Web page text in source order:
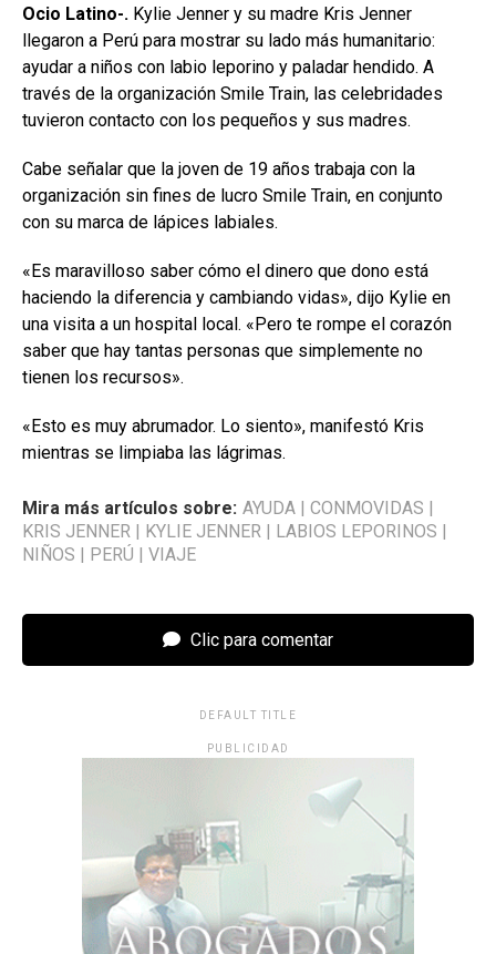
Ocio Latino-. Kylie Jenner y su madre Kris Jenner
llegaron a Perú para mostrar su lado más humanitario:
ayudar a niños con labio leporino y paladar hendido. A
través de la organización Smile Train, las celebridades
tuvieron contacto con los pequeños y sus madres.
Cabe señalar que la joven de 19 años trabaja con la
organización sin fines de lucro Smile Train, en conjunto
con su marca de lápices labiales.
«Es maravilloso saber cómo el dinero que dono está
haciendo la diferencia y cambiando vidas», dijo Kylie en
una visita a un hospital local. «Pero te rompe el corazón
saber que hay tantas personas que simplemente no
tienen los recursos».
«Esto es muy abrumador. Lo siento», manifestó Kris
mientras se limpiaba las lágrimas.
Mira más artículos sobre: AYUDA | CONMOVIDAS |
KRIS JENNER | KYLIE JENNER | LABIOS LEPORINOS |
NIÑOS | PERÚ | VIAJE
Clic para comentar
DEFAULT TITLE
PUBLICIDAD